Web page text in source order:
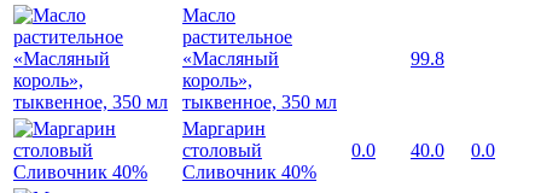
Масло
растительное
«Масляный
король»,
тыквенное, 350 мл
99.8
Маргарин
столовый
Сливочник 40%
0.0 40.0 0.0